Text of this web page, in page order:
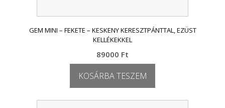
GEM MINI – FEKETE – KESKENY KERESZTPÁNTTAL, EZÜST
KELLÉKEKKEL
89000 Ft
KOSÁRBA TESZEM